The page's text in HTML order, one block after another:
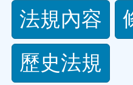
法
規
功
法規內容
歷史法規